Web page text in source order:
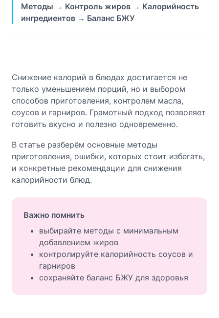
Методы → Контроль жиров → Калорийность
ингредиентов → Баланс БЖУ
Снижение калорий в блюдах достигается не
только уменьшением порций, но и выбором
способов приготовления, контролем масла,
соусов и гарниров. Грамотный подход позволяет
готовить вкусно и полезно одновременно.
В статье разберём основные методы
приготовления, ошибки, которых стоит избегать,
и конкретные рекомендации для снижения
калорийности блюд.
Важно помнить
выбирайте методы с минимальным
добавлением жиров
контролируйте калорийность соусов и
гарниров
сохраняйте баланс БЖУ для здоровья